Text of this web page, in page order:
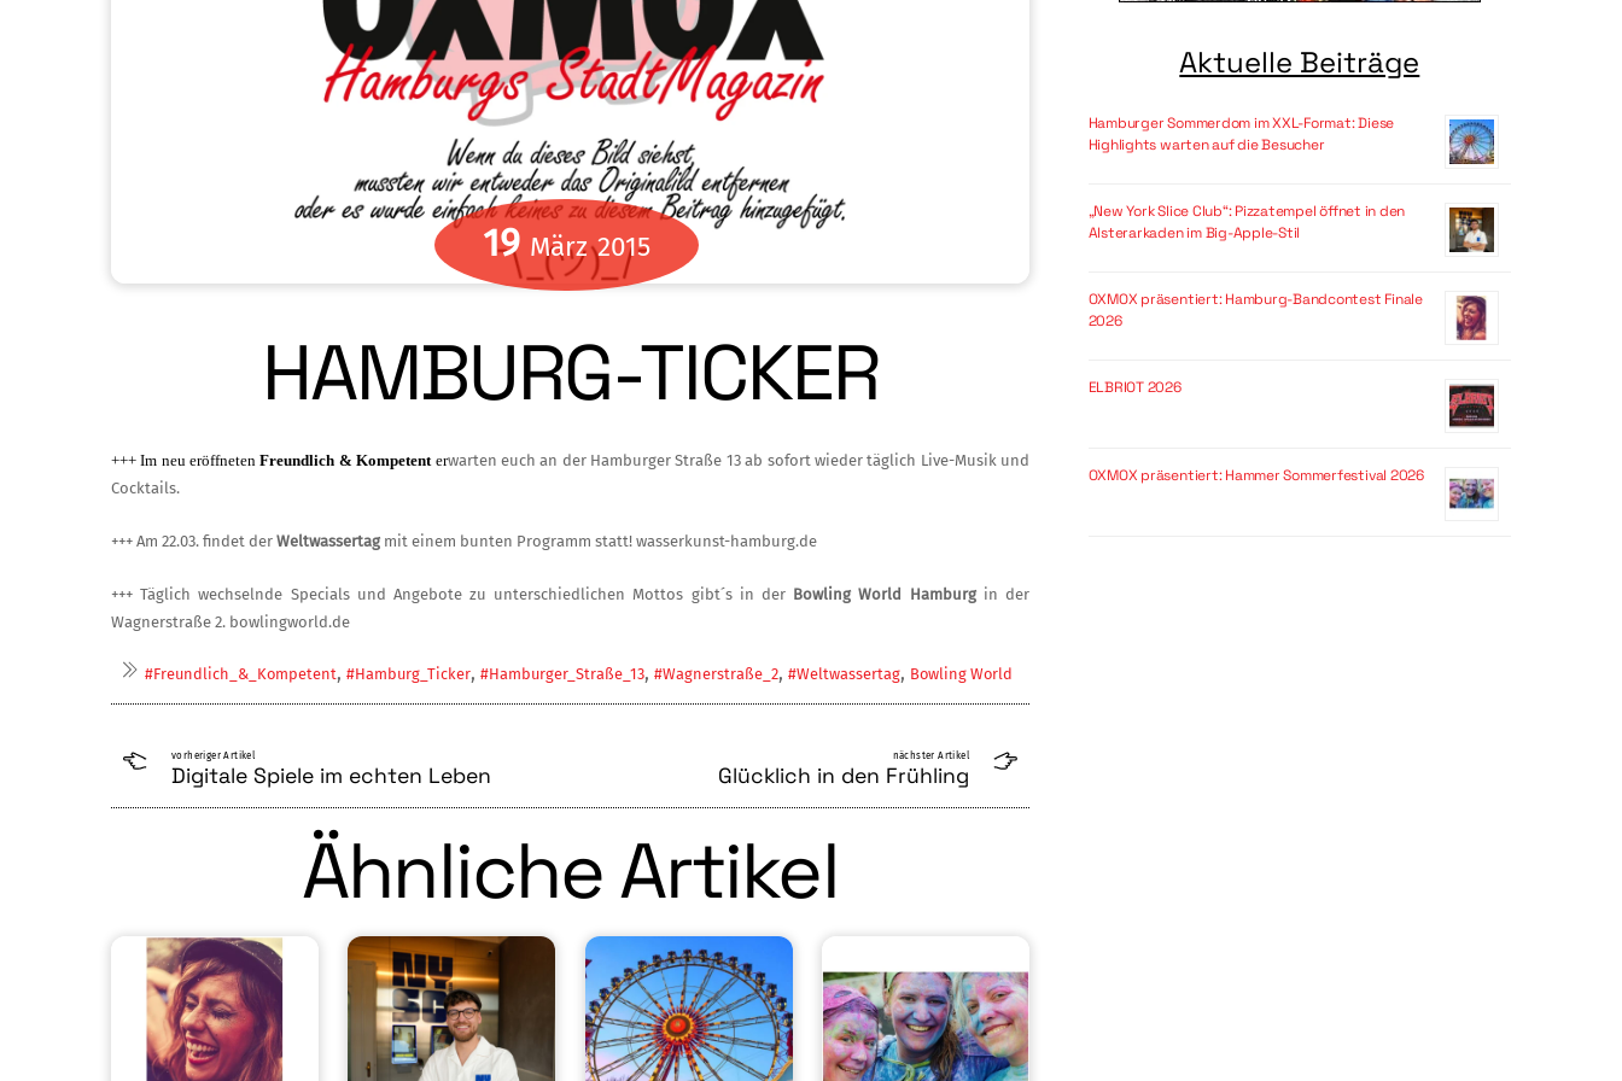
19 März 2015
HAMBURG-TICKER
+++ Im neu eröffnetenFreundlich & Kom­petenterwarten euch an der Hamburger Stra­ße 13 ab sofort wieder täglich Live-Musik und
Cocktails.
+++ Am 22.03. findet der Weltwassertag mit einem bunten Programm statt! wasserkunst-hamburg.de
+++ Täglich wechselnde Specials und Ange­bote zu unterschiedlichen Mottos gibt´s in der Bowling World Hamburg in der
Wagner­straße 2. bowlingworld.de
#Freundlich_&_Kompetent, #Hamburg_Ticker, #Hamburger_Straße_13, #Wagnerstraße_2, #Weltwassertag, Bowling World
vorheriger Artikel
Digitale Spiele im echten Leben
nächster Artikel
Glücklich in den Frühling
Ähnliche Artikel
Aktuelle Beiträge
Hamburger Sommerdom im XXL-Format: Diese
Highlights warten auf die Besucher
„New York Slice Club“: Pizzatempel öffnet in den
Alsterarkaden im Big-Apple-Stil
OXMOX präsentiert: Hamburg-Bandcontest Finale
2026
ELBRIOT 2026
OXMOX präsentiert: Hammer Sommerfestival 2026